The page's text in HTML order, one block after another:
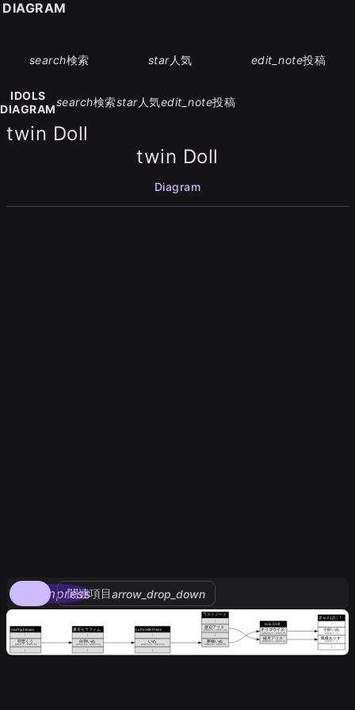
search検索 star人気 edit_note投稿
IDOLS
DIAGRAM
search検索star人気edit_note投稿
twin Doll
twin Doll
Diagram
compress
関連項目arrow_drop_down